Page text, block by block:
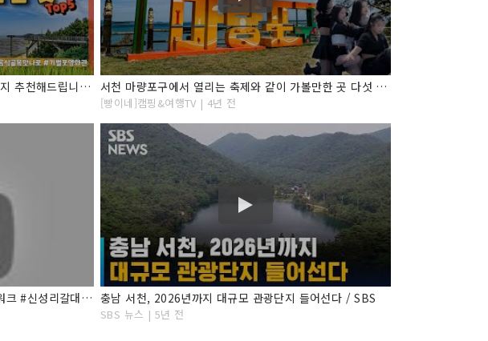
아이부터 어른까지 모두가 좋아하는 여행지 추천해드립니다. 충남 서천 가볼만한 곳 다섯 곳만 추려봤어요. 서천 마량포구에서 열리는 축제와 같이 가볼만한 곳 다섯 곳 추천해드립니다 / 광어 맨손잡기 체험과 댄스팀의 공연, 그리고 꼭 가봐야할 멋진 서천의 여행지
[빵이네]캠핑&여행TV | 4년 전
서천에 가볼 만한 곳 베스트 10 #스카이워크 #신성리갈대밭 #갯벌체험 충남 서천, 2026년까지 대규모 관광단지 들어선다 / SBS
SBS 뉴스 | 5년 전